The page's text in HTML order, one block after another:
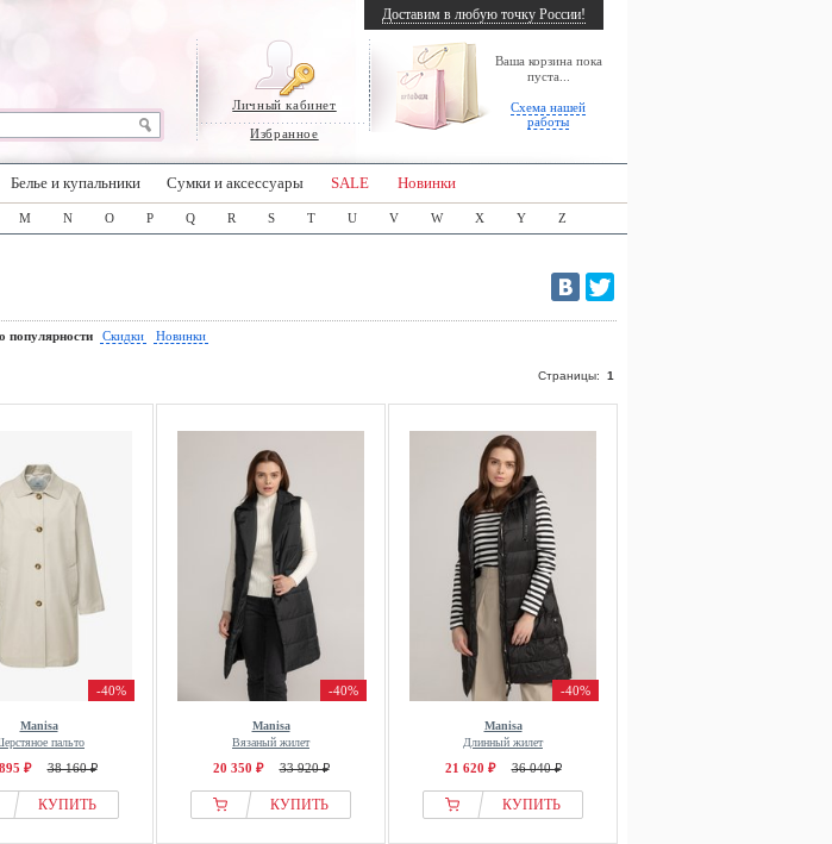
Личный кабинет
Избранное
Ваша корзина пока
пуста...
Схема нашей
работы
Доставим в любую точку России!
Белье и купальники Сумки и аксессуары SALE Новинки
M N O P Q R S T U V W X Y Z
популярности Скидки Новинки
Страницы: 1
-40%
Manisa
пальто
₽ 38 160 ₽
КУПИТЬ
-40%
Manisa
Вязаный жилет
20 350 ₽ 33 920 ₽
КУПИТЬ
-40%
Manisa
Длинный жилет
21 620 ₽ 36 040 ₽
КУПИТЬ